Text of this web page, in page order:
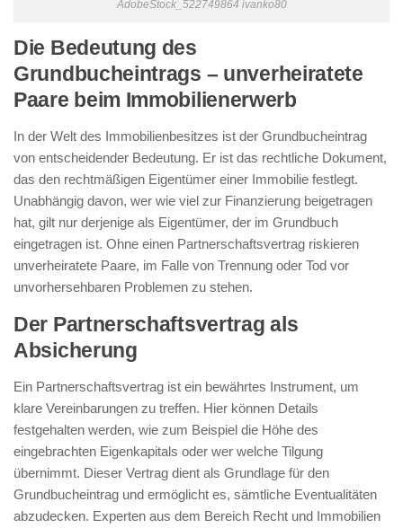
AdobeStock_522749864 ivanko80
Die Bedeutung des
Grundbucheintrags – unverheiratete
Paare beim Immobilienerwerb
In der Welt des Immobilienbesitzes ist der Grundbucheintrag
von entscheidender Bedeutung. Er ist das rechtliche Dokument,
das den rechtmäßigen Eigentümer einer Immobilie festlegt.
Unabhängig davon, wer wie viel zur Finanzierung beigetragen
hat, gilt nur derjenige als Eigentümer, der im Grundbuch
eingetragen ist. Ohne einen Partnerschaftsvertrag riskieren
unverheiratete Paare, im Falle von Trennung oder Tod vor
unvorhersehbaren Problemen zu stehen.
Der Partnerschaftsvertrag als
Absicherung
Ein Partnerschaftsvertrag ist ein bewährtes Instrument, um
klare Vereinbarungen zu treffen. Hier können Details
festgehalten werden, wie zum Beispiel die Höhe des
eingebrachten Eigenkapitals oder wer welche Tilgung
übernimmt. Dieser Vertrag dient als Grundlage für den
Grundbucheintrag und ermöglicht es, sämtliche Eventualitäten
abzudecken. Experten aus dem Bereich Recht und Immobilien